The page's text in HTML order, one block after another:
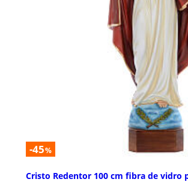
-45%
Cristo Redentor 100 cm fibra de vidro